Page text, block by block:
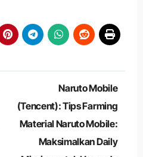
Naruto Mobile
(Tencent): Tips Farming
Material Naruto Mobile:
Maksimalkan Daily